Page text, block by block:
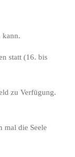
kann.
statt (16. bis
zu Verfügung.
mal die Seele